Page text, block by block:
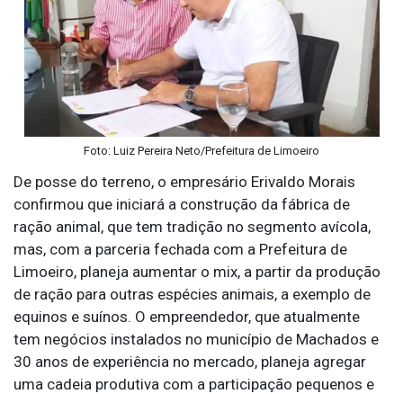
Foto: Luiz Pereira Neto/Prefeitura de Limoeiro
De posse do terreno, o empresário Erivaldo Morais
confirmou que iniciará a construção da fábrica de
ração animal, que tem tradição no segmento avícola,
mas, com a parceria fechada com a Prefeitura de
Limoeiro, planeja aumentar o mix, a partir da produção
de ração para outras espécies animais, a exemplo de
equinos e suínos. O empreendedor, que atualmente
tem negócios instalados no município de Machados e
30 anos de experiência no mercado, planeja agregar
uma cadeia produtiva com a participação pequenos e